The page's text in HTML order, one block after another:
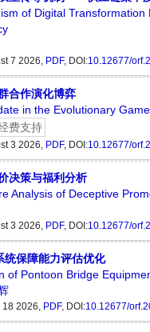
of Digital
7 2026, PDF, DOI:10.12677/
合作演化博弈
in the Evolutionary
费支持
3 2026, PDF, DOI:10.12677/
决策与福利分析
Analysis of Deceptive
3 2026, PDF, DOI:10.12677/
统保障能力评估优化
of Pontoon Bridge
18 2026, PDF, DOI:10.12677/